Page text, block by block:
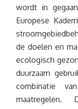
wordt in
Europese
de doelen en
ecologisch
duurzaam
combinatie